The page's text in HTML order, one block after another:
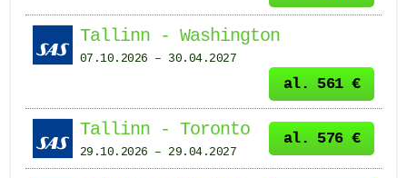
Tallinn - Washington
07.10.2026 – 30.04.2027
al. 561 €
Tallinn - Toronto
29.10.2026 – 29.04.2027
al. 576 €